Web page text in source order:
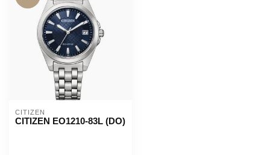
CITIZEN
CITIZEN EO1210-83L (DO)